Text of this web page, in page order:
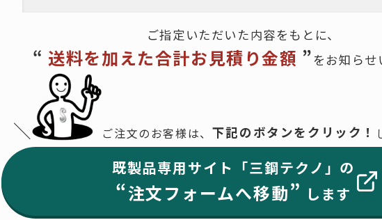
ご指定いただいた内容をもとに、
“ 送料を加えた合計お見積り金額 ”をお知らせ
＼ ご注文のお客様は、 下記のボタンをクリック！
既製品専用サイト 「三鋼テクノ」の
“注文フォームへ移動” します